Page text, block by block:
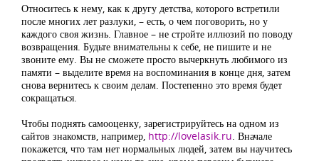
Относитесь к нему, как к другу детства, которого встретили
после многих лет разлуки, – есть, о чем поговорить, но у
каждого своя жизнь. Главное – не стройте иллюзий по поводу
возвращения. Будьте внимательны к себе, не пишите и не
звоните ему. Вы не сможете просто вычеркнуть любимого из
памяти – выделите время на воспоминания в конце дня, затем
снова вернитесь к своим делам. Постепенно это время будет
сокращаться.
Чтобы поднять самооценку, зарегистрируйтесь на одном из
сайтов знакомств, например, http://lovelasik.ru. Вначале
покажется, что там нет нормальных людей, затем вы научитесь